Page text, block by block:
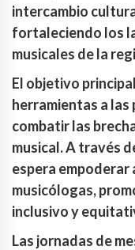
intercambio
fortaleciendo los
musicales de la
El objetivo
herramientas a
combatir las
musical. A través
espera
musicólogas,
inclusivo y
Las jornadas de